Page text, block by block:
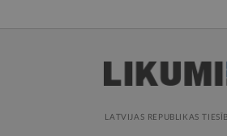
LATVIJAS REPUBLIKAS